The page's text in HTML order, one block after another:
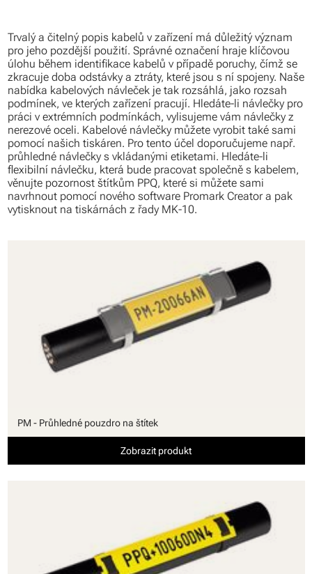
Trvalý a čitelný popis kabelů v zařízení má důležitý význam
pro jeho pozdější použití. Správné označení hraje klíčovou
úlohu během identifikace kabelů v případě poruchy, čímž se
zkracuje doba odstávky a ztráty, které jsou s ní spojeny. Naše
nabídka kabelových návleček je tak rozsáhlá, jako rozsah
podmínek, ve kterých zařízení pracují. Hledáte-li návlečky pro
práci v extrémních podmínkách, vylisujeme vám návlečky z
nerezové oceli. Kabelové návlečky můžete vyrobit také sami
pomocí našich tiskáren. Pro tento účel doporučujeme např.
průhledné návlečky s vkládanými etiketami. Hledáte-li
flexibilní návlečku, která bude pracovat společně s kabelem,
věnujte pozornost štítkům PPQ, které si můžete sami
navrhnout pomocí nového software Promark Creator a pak
vytisknout na tiskárnách z řady MK-10.
PM - Průhledné pouzdro na štítek
Zobrazit produkt